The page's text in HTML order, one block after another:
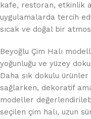
kafe, restoran, etkinlik
uygulamalarda tercih
sıcak ve doğal bir
Beyoğlu Çim Halı
yoğunluğu ve yüzey
Daha sık dokulu
sağlarken, dekoratif
modeller
seçilen çim halı, uzun